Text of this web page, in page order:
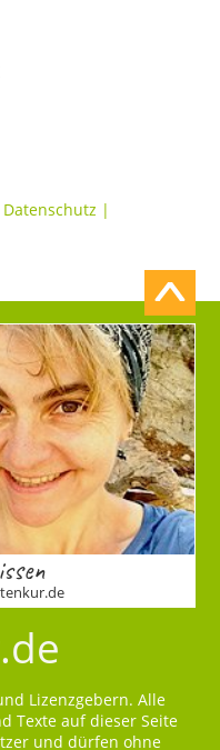
Datenschutz |
Lizenzgebern. Alle
Texte auf dieser Seite
und dürfen ohne